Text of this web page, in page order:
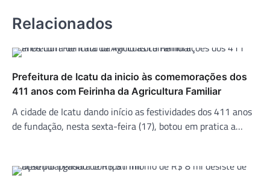
Relacionados
Prefeitura de Icatu da inicio às comemorações dos
411 anos com Feirinha da Agricultura Familiar
A cidade de Icatu dando início as festividades dos 411 anos
de fundação, nesta sexta-feira (17), botou em pratica a…